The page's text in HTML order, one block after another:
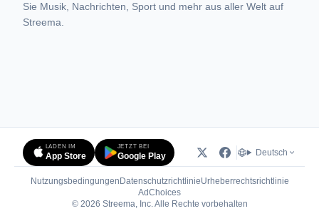
Sie Musik, Nachrichten, Sport und mehr aus aller Welt auf
Streema.
LADEN IM
App Store
JETZT BEI
Google Play Deutsch
Nutzungsbedingungen DatenschutzrichtlinieUrheberrechtsrichtlinie
AdChoices(öffnet in neuem Tab)
© 2026 Streema, Inc. Alle Rechte vorbehalten